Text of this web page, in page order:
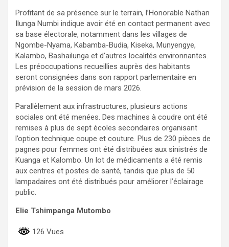
Profitant de sa présence sur le terrain, l’Honorable Nathan
Ilunga Numbi indique avoir été en contact permanent avec
sa base électorale, notamment dans les villages de
Ngombe-Nyama, Kabamba-Budia, Kiseka, Munyengye,
Kalambo, Bashailunga et d’autres localités environnantes.
Les préoccupations recueillies auprès des habitants
seront consignées dans son rapport parlementaire en
prévision de la session de mars 2026.
Parallèlement aux infrastructures, plusieurs actions
sociales ont été menées. Des machines à coudre ont été
remises à plus de sept écoles secondaires organisant
l’option technique coupe et couture. Plus de 230 pièces de
pagnes pour femmes ont été distribuées aux sinistrés de
Kuanga et Kalombo. Un lot de médicaments a été remis
aux centres et postes de santé, tandis que plus de 50
lampadaires ont été distribués pour améliorer l’éclairage
public.
Elie Tshimpanga Mutombo
126 Vues